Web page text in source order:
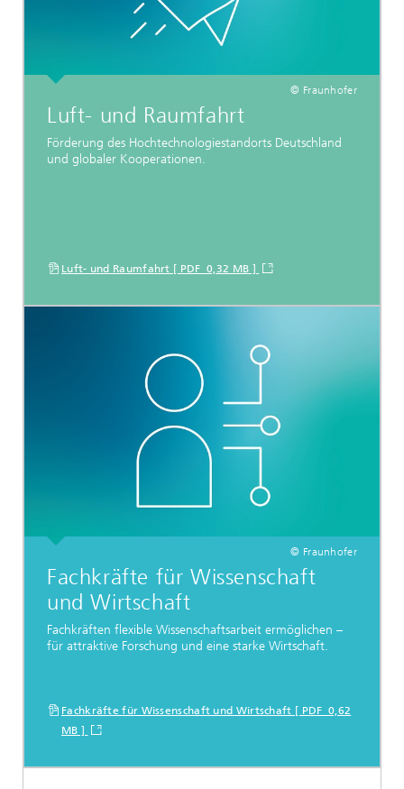
© Fraunhofer
Luft- und Raumfahrt
Förderung des Hochtechnologiestandorts Deutschland
und globaler Kooperationen.
Luft- und Raumfahrt [ PDF 0,32 MB ]
© Fraunhofer
Fachkräfte für Wissenschaft
und Wirtschaft
Fachkräften flexible Wissenschaftsarbeit ermöglichen –
für attraktive Forschung und eine starke Wirtschaft.
Fachkräfte für Wissenschaft und Wirtschaft [ PDF 0,62
MB ]